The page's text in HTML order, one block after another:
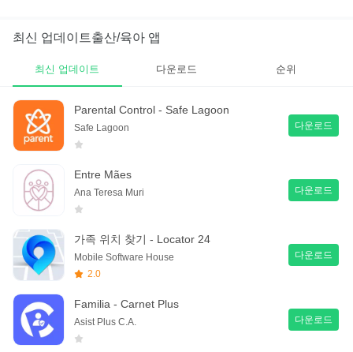
최신 업데이트출산/육아 앱
최신 업데이트 다운로드 순위
Parental Control - Safe Lagoon
Safe Lagoon 다운로드
Entre Mães
Ana Teresa Muri 다운로드
가족 위치 찾기 - Locator 24
Mobile Software House
2.0
다운로드
Familia - Carnet Plus
Asist Plus C.A. 다운로드